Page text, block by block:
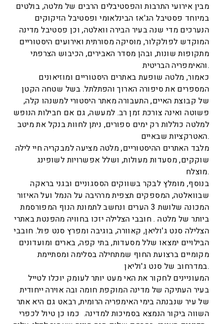
מבין אירועי התרבות והפסטיבלים הרבים של מלטה, בולטים
במיוחד פסטיבל הג'אז הבינלאומי ופסטיבל הזיקוקים
הנערכים מדי שנה בעיר הבירה וואלטה, וכן פסטיבל מדינה
המוקדש לפולקלור, מוסיקה מסורתית ואירועים היסטוריים
מתקופות שונות, ובהן מסדר האבירים, הכיבוש הצרפתי
והאימפריה הבריטית.
כאמור, מלטה שופעת באתרים היסטוריים ומוזיאונים
המספרים את סיפורה הארוך והפתלתל. בשל שטחה הקטן
של קבוצת האיים, התעבורה מאתר היסטורי למשנהו קלה,
פשוטה ואינה צורכת זמן רב. למעשה, גם אם חבילות הנופש
למלטה כוללות רק ימים ספורים, ניתן לחוות בנקל את מיטב
האטרקציות שבאיים.
מלבד האתרים ההיסטוריים, מלטה מציעה למבקריה חיי לילה
שוקקים, מסעדות מעולות, ושלל אפשרויות לשופינג
מוצלח.
בנוסף, מומלץ לבקר בשווקים הססגוניים ובגני בראקה
שבוואלטה, המספקים תצפית מרהיבה על הנמל ועל האיזור
המכונה שלושת 3 הערים ונחשב לתמונת הנוף המפורסמת
ביותר של מלטה . חובבי הצלילה יזכו בחוויה מהפנטת באתרי
הצלילה סנט ג'וליאן, קאוורה, בוגיבה ומפרץ סנט פול. חובבי
הבילויים ימצאו שלל מסעדות, בתי קפה, בארים ומועדונים
מקומיים ברצועת החוף שמתחילה בסלימה ומסתיימת
במדרחוב של סנט ג'וליאן.
המעוניינים לחקור את האי מעט יותר לעומק יוכלו לטייל
בעיר העתיקה של מדינה המוקפת חומה ובה אוירה ייחודית
של עיר שנבנתה בימי האימפריה הרומית, רבאט גם היא אתר
השווה ביקור הנמצא בסמיכות למדינה. כמו כן טיול לכפרי